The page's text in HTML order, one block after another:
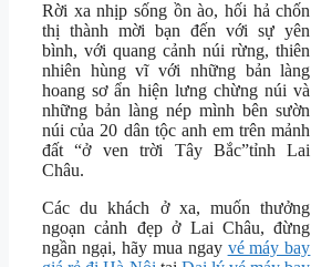
Rời xa nhịp sống ồn ào, hối hả chốn
thị thành mời bạn đến với sự yên
bình, với quang cảnh núi rừng, thiên
nhiên hùng vĩ với những bản làng
hoang sơ ẩn hiện lưng chừng núi và
những bản làng nép mình bên sườn
núi của 20 dân tộc anh em trên mảnh
đất “ở ven trời Tây Bắc”tỉnh Lai
Châu.
Các du khách ở xa, muốn thưởng
ngoạn cảnh đẹp ở Lai Châu, đừng
ngần ngại, hãy mua ngay vé máy bay